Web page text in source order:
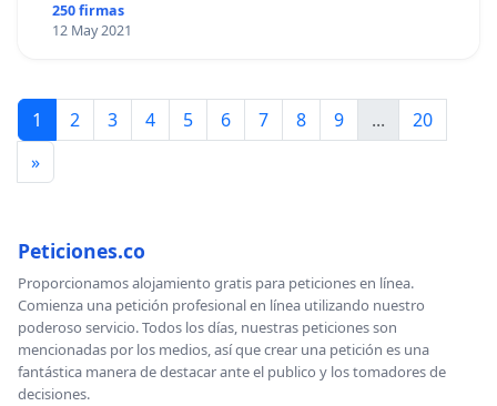
250 firmas
12 May 2021
1 2 3 4 5 6 7 8 9 ...
20
»
Peticiones.co
Proporcionamos alojamiento gratis para peticiones en línea.
Comienza una petición profesional en línea utilizando nuestro
poderoso servicio. Todos los días, nuestras peticiones son
mencionadas por los medios, así que crear una petición es una
fantástica manera de destacar ante el publico y los tomadores de
decisiones.